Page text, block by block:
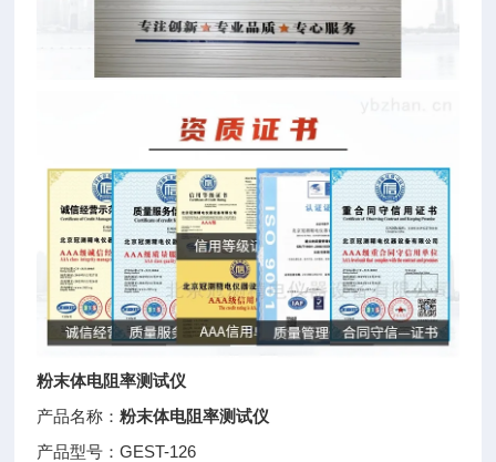
粉末体电阻率测试仪
产品名称：粉末体电阻率测试仪
产品型号：GEST-126